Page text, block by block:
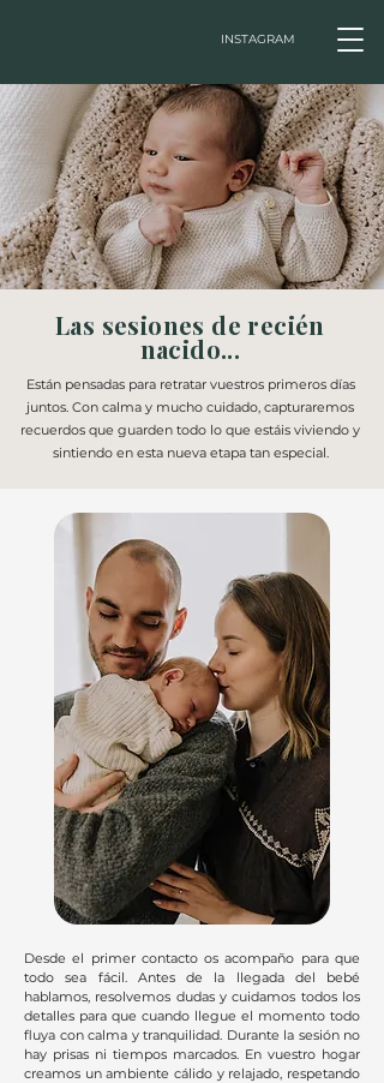
INSTAGRAM
Las sesiones de recién
nacido...
Están pensadas para retratar vuestros primeros días
juntos. Con calma y mucho cuidado, capturaremos
recuerdos que guarden todo lo que estáis viviendo y
sintiendo en esta nueva etapa tan especial.
Desde el primer contacto os acompaño para que
todo sea fácil. Antes de la llegada del bebé
hablamos, resolvemos dudas y cuidamos todos los
detalles para que cuando llegue el momento todo
fluya con calma y tranquilidad. Durante la sesión no
hay prisas ni tiempos marcados. En vuestro hogar
creamos un ambiente cálido y relajado, respetando